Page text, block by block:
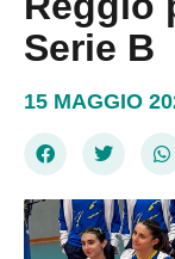
Serie B
15 MAGGIO